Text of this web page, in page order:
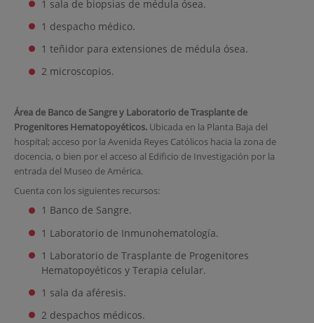
1 sala de biopsias de médula ósea.
1 despacho médico.
1 teñidor para extensiones de médula ósea.
2 microscopios.
Área de Banco de Sangre y Laboratorio de Trasplante de
Progenitores Hematopoyéticos. Ubicada en la Planta Baja del
hospital; acceso por la Avenida Reyes Católicos hacia la zona de
docencia, o bien por el acceso al Edificio de Investigación por la
entrada del Museo de América.
Cuenta con los siguientes recursos:
1 Banco de Sangre.
1 Laboratorio de Inmunohematología.
1 Laboratorio de Trasplante de Progenitores
Hematopoyéticos y Terapia celular.
1 sala da aféresis.
2 despachos médicos.